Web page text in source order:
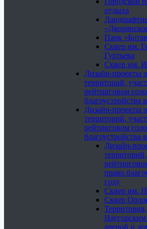
отдыха
Парк
Сквер им.
Гуртьева
Сквер им.
Дизайн-проекты
территорий,
рейтинговом
благоустройства
Дизайн-проекты
территорий,
рейтинговом
благоустройства
Дизайн-
право
году
Сквер им.
Сквер
ареной и